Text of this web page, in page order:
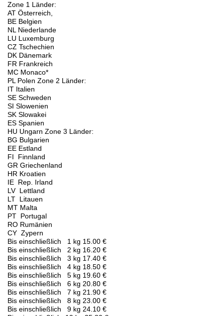
Zone 1 Länder:
AT Österreich,
BE Belgien
NL Niederlande
LU Luxemburg
CZ Tschechien
DK Dänemark
FR Frankreich
MC Monaco*
PL Polen Zone 2 Länder:
IT Italien
SE Schweden
SI Slowenien
SK Slowakei
ES Spanien
HU Ungarn Zone 3 Länder:
BG Bulgarien
EE Estland
FI Finnland
GR Griechenland
HR Kroatien
IE Rep. Irland
LV Lettland
LT Litauen
MT Malta
PT Portugal
RO Rumänien
CY Zypern
Bis einschließlich 1 kg 15.00 €
Bis einschließlich 2 kg 16.20 €
Bis einschließlich 3 kg 17.40 €
Bis einschließlich 4 kg 18.50 €
Bis einschließlich 5 kg 19.60 €
Bis einschließlich 6 kg 20.80 €
Bis einschließlich 7 kg 21.90 €
Bis einschließlich 8 kg 23.00 €
Bis einschließlich 9 kg 24.10 €